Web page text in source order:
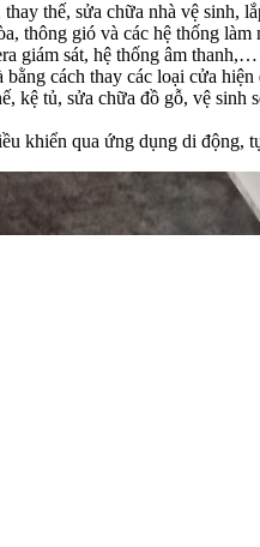
thế, sửa chữa nhà vệ
thông gió và các hệ thống
giám sát, hệ thống âm
bằng cách thay các loại cửa
kệ tủ, sửa chữa đồ gỗ, vệ
khiển qua ứng dụng di